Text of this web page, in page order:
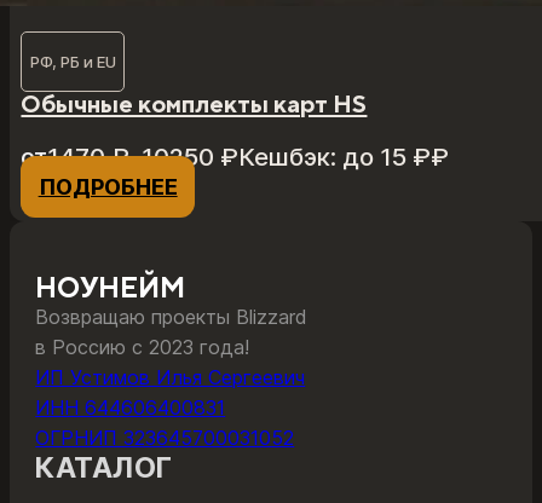
РФ, РБ и EU
Обычные комплекты карт HS
от1470₽–10250 ₽
Диапазон
цен:
1470 ₽
10250 ₽
Кешбэк: до 15 ₽₽
ПОДРОБНЕЕ
товар
вариаций.
Опции
можно
выбрать
на
НОУНЕЙМ
Возвращаю проекты Blizzard
в Россию с 2023 года!
ИП Устимов Илья Сергеевич
ИНН 644606400831
ОГРНИП 323645700031052
КАТАЛОГ